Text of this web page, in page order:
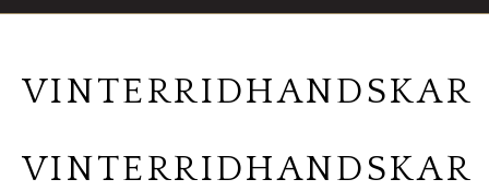
VINTERRIDHANDSKAR
VINTERRIDHANDSKAR